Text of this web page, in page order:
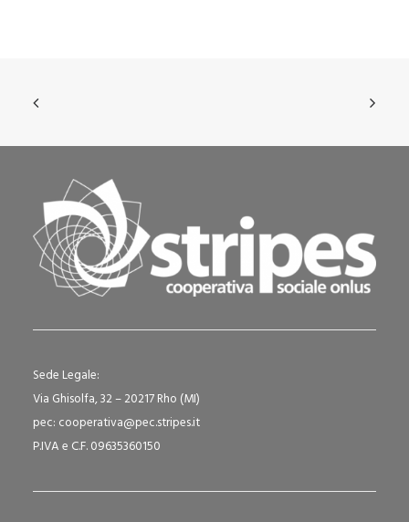
Sede Legale:
Via Ghisolfa, 32 – 20217 Rho (MI)
pec: cooperativa@pec.stripes.it
P.IVA e C.F. 09635360150